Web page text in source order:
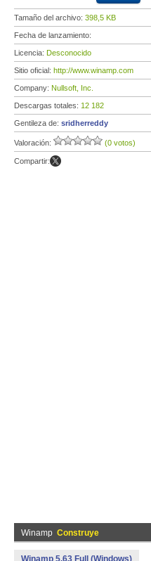
Tamaño del archivo: 398,5 KB
Fecha de lanzamiento:
Licencia: Desconocido
Sitio oficial: http://www.winamp.com
Company: Nullsoft, Inc.
Descargas totales: 12 182
Gentileza de: sridherreddy
Valoración: (0 votos)
Compartir:
Winamp Construye
Winamp 5.63 Full (Windows)